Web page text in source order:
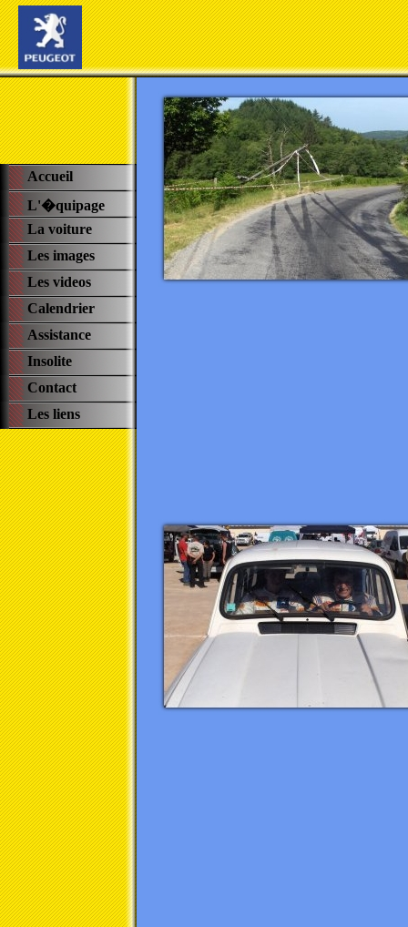
Accueil
L'�quipage
La voiture
Les images
Les videos
Calendrier
Assistance
Insolite
Contact
Les liens